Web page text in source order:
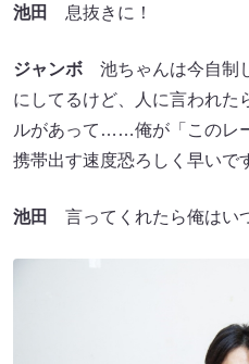
池田 息抜きに！
ジャンボ 池ちゃんは今自制
にしてるけど、人に言われた
ルがあって……俺が「このレ
携帯出す速度恐ろしく早いで
池田 言ってくれたら俺はい